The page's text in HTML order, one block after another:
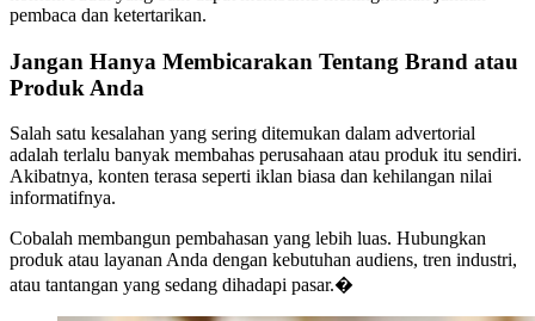
pembaca dan ketertarikan.
Jangan Hanya Membicarakan Tentang Brand atau
Produk Anda
Salah satu kesalahan yang sering ditemukan dalam advertorial
adalah terlalu banyak membahas perusahaan atau produk itu sendiri.
Akibatnya, konten terasa seperti iklan biasa dan kehilangan nilai
informatifnya.
Cobalah membangun pembahasan yang lebih luas. Hubungkan
produk atau layanan Anda dengan kebutuhan audiens, tren industri,
atau tantangan yang sedang dihadapi pasar.�